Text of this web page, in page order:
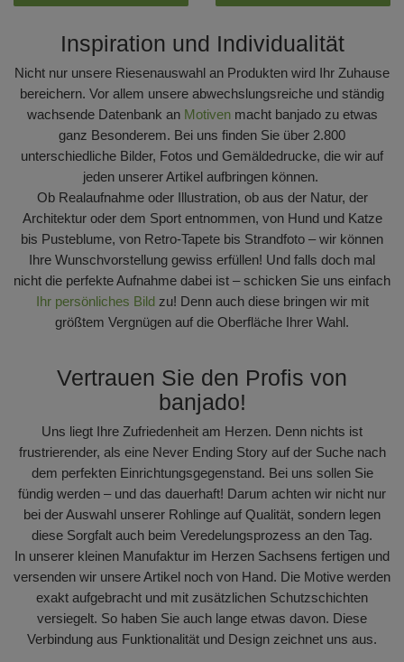
Inspiration und Individualität
Nicht nur unsere Riesenauswahl an Produkten wird Ihr Zuhause
bereichern. Vor allem unsere abwechslungsreiche und ständig
wachsende Datenbank an Motivenmacht banjado zu etwas
ganz Besonderem. Bei uns finden Sie über 2.800
unterschiedliche Bilder, Fotos und Gemäldedrucke, die wir auf
jeden unserer Artikel aufbringen können.
Ob Realaufnahme oder Illustration, ob aus der Natur, der
Architektur oder dem Sport entnommen, von Hund und Katze
bis Pusteblume, von Retro-Tapete bis Strandfoto – wir können
Ihre Wunschvorstellung gewiss erfüllen! Und falls doch mal
nicht die perfekte Aufnahme dabei ist – schicken Sie uns einfach
Ihr persönliches Bildzu! Denn auch diese bringen wir mit
größtem Vergnügen auf die Oberfläche Ihrer Wahl.
Vertrauen Sie den Profis von
banjado!
Uns liegt Ihre Zufriedenheit am Herzen. Denn nichts ist
frustrierender, als eine Never Ending Story auf der Suche nach
dem perfekten Einrichtungsgegenstand. Bei uns sollen Sie
fündig werden – und das dauerhaft! Darum achten wir nicht nur
bei der Auswahl unserer Rohlinge auf Qualität, sondern legen
diese Sorgfalt auch beim Veredelungsprozess an den Tag.
In unserer kleinen Manufaktur im Herzen Sachsens fertigen und
versenden wir unsere Artikel noch von Hand. Die Motive werden
exakt aufgebracht und mit zusätzlichen Schutzschichten
versiegelt. So haben Sie auch lange etwas davon. Diese
Verbindung aus Funktionalität und Design zeichnet uns aus.